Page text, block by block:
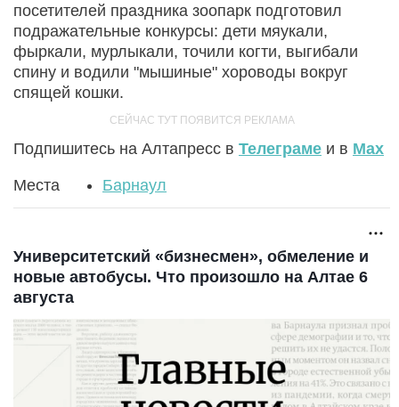
посетителей праздника зоопарк подготовил
подражательные конкурсы: дети мяукали,
фыркали, мурлыкали, точили когти, выгибали
спину и водили "мышиные" хороводы вокруг
спящей кошки.
Подпишитесь на Алтапресс в Телеграме и в Max
Места Барнаул
Университетский «бизнесмен», обмеление и
новые автобусы. Что произошло на Алтае 6
августа